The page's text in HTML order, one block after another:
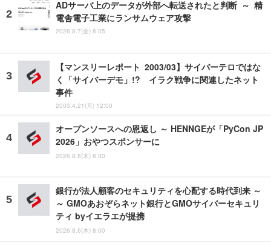
ADサーバ上のデータが外部へ転送されたと判断 ～ 精
電舎電子工業にランサムウェア攻撃
2026.8.7(金) 8:05
【マンスリーレポート 2003/03】サイバーテロではな
く「サイバーデモ」!? イラク戦争に関連したネット
事件
2003.4.21(月) 12:00
オープンソースへの恩返し ～ HENNGEが「PyCon JP
2026」おやつスポンサーに
2026.8.6(木) 8:00
銀行が法人顧客のセキュリティを心配する時代到来 ～
～ GMOあおぞらネット銀行とGMOサイバーセキュリ
ティ byイエラエが提携
2026.8.6(木) 8:00